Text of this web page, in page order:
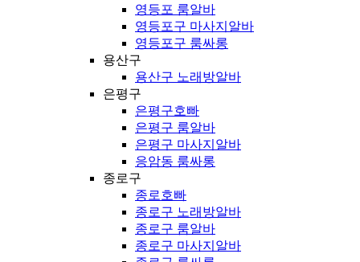
영등포 룸알바
영등포구 마사지알바
영등포구 룸싸롱
용산구
용산구 노래방알바
은평구
은평구호빠
은평구 룸알바
은평구 마사지알바
응암동 룸싸롱
종로구
종로호빠
종로구 노래방알바
종로구 룸알바
종로구 마사지알바